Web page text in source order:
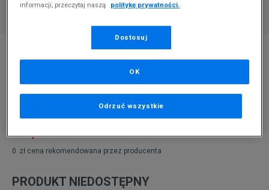
Produkt pochodzi z końcówek aktualnych kolekcji, ubiegłych
sezonów lub z ekspozycji.Szczegóły.
0 zł cena rekomendowana przez producenta
239,99 zł
PRODUKT NIEDOSTĘPNY
informacji, przeczytaj naszą
politykę prywatności.
Dostosuj
Odrzuć wszystkie
OK